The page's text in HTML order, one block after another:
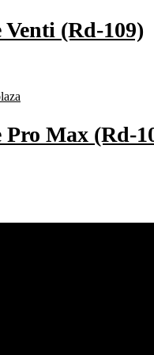
(Rd-109)
Pro Max (Rd-